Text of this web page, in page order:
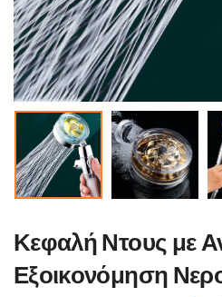
Κεφαλή Ντους με
Εξοικονόμηση